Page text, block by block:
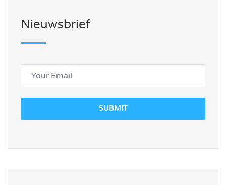
Nieuwsbrief
SUBMIT